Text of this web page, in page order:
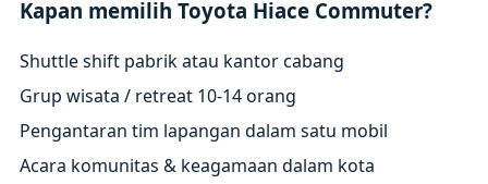
Kapan memilih Toyota Hiace Commuter?
Shuttle shift pabrik atau kantor cabang
Grup wisata / retreat 10-14 orang
Pengantaran tim lapangan dalam satu mobil
Acara komunitas & keagamaan dalam kota